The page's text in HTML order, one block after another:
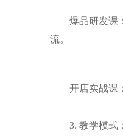
爆品研发课
流。
开店实战课
3. 教学模式